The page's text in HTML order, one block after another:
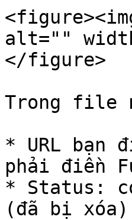
alt=""
</figure>
Trong file
* URL bạn
phải điền
* Status:
(đã bị xóa)